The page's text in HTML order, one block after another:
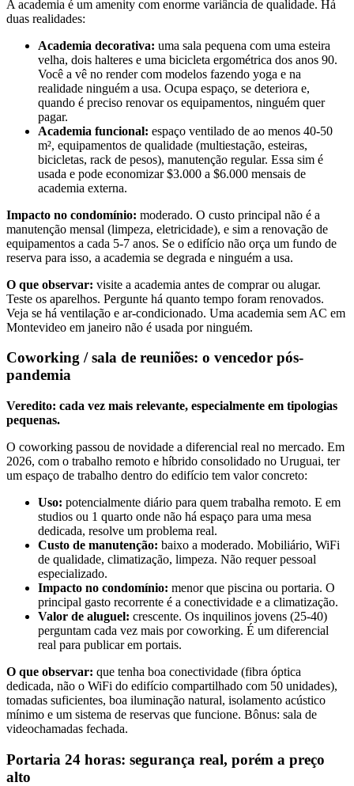
A academia é um amenity com enorme variância de qualidade. Há
duas realidades:
Academia decorativa: uma sala pequena com uma esteira
velha, dois halteres e uma bicicleta ergométrica dos anos 90.
Você a vê no render com modelos fazendo yoga e na
realidade ninguém a usa. Ocupa espaço, se deteriora e,
quando é preciso renovar os equipamentos, ninguém quer
pagar.
Academia funcional: espaço ventilado de ao menos 40-50
m², equipamentos de qualidade (multiestação, esteiras,
bicicletas, rack de pesos), manutenção regular. Essa sim é
usada e pode economizar $3.000 a $6.000 mensais de
academia externa.
Impacto no condomínio: moderado. O custo principal não é a
manutenção mensal (limpeza, eletricidade), e sim a renovação de
equipamentos a cada 5-7 anos. Se o edifício não orça um fundo de
reserva para isso, a academia se degrada e ninguém a usa.
O que observar: visite a academia antes de comprar ou alugar.
Teste os aparelhos. Pergunte há quanto tempo foram renovados.
Veja se há ventilação e ar-condicionado. Uma academia sem AC em
Montevideo em janeiro não é usada por ninguém.
Coworking / sala de reuniões: o vencedor pós-
pandemia
Veredito: cada vez mais relevante, especialmente em tipologias
pequenas.
O coworking passou de novidade a diferencial real no mercado. Em
2026, com o trabalho remoto e híbrido consolidado no Uruguai, ter
um espaço de trabalho dentro do edifício tem valor concreto:
Uso: potencialmente diário para quem trabalha remoto. E em
studios ou 1 quarto onde não há espaço para uma mesa
dedicada, resolve um problema real.
Custo de manutenção: baixo a moderado. Mobiliário, WiFi
de qualidade, climatização, limpeza. Não requer pessoal
especializado.
Impacto no condomínio: menor que piscina ou portaria. O
principal gasto recorrente é a conectividade e a climatização.
Valor de aluguel: crescente. Os inquilinos jovens (25-40)
perguntam cada vez mais por coworking. É um diferencial
real para publicar em portais.
O que observar: que tenha boa conectividade (fibra óptica
dedicada, não o WiFi do edifício compartilhado com 50 unidades),
tomadas suficientes, boa iluminação natural, isolamento acústico
mínimo e um sistema de reservas que funcione. Bônus: sala de
videochamadas fechada.
Portaria 24 horas: segurança real, porém a preço
alto